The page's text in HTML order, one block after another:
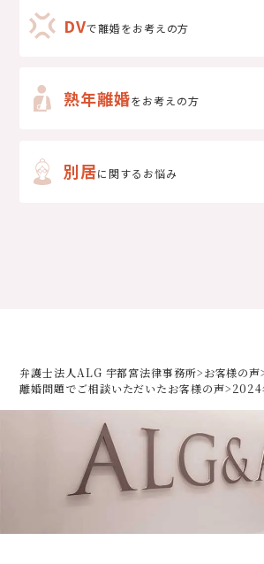
DVで離婚をお考えの方
熟年離婚をお考えの方
別居に関するお悩み
弁護士法人ALG 宇都宮法律事務所>お客様の声
離婚問題でご相談いただいたお客様の声>2024